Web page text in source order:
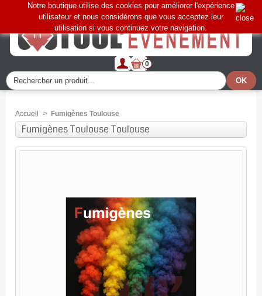
0
Notre boutique utilise des cookies pour améliorer l'expérience
utilisateur et nous considérons que vous acceptez leur
utilisation si vous continuez votre navigation.
Accueil > Fumigènes Toulouse
Fumigènes Toulouse Toulouse